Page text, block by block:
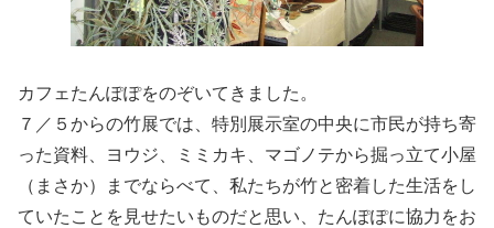
カフェたんぽぽをのぞいてきました。
７／５からの竹展では、特別展示室の中央に市民が持ち寄
った資料、ヨウジ、ミミカキ、マゴノテから掘っ立て小屋
（まさか）までならべて、私たちが竹と密着した生活をし
ていたことを見せたいものだと思い、たんぽぽに協力をお